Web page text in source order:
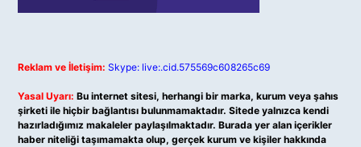
Reklam ve İletişim: Skype: live:.cid.575569c608265c69
Yasal Uyarı: Bu internet sitesi, herhangi bir marka, kurum veya şahıs
şirketi ile hiçbir bağlantısı bulunmamaktadır. Sitede yalnızca kendi
hazırladığımız makaleler paylaşılmaktadır. Burada yer alan içerikler
haber niteliği taşımamakta olup, gerçek kurum ve kişiler hakkında